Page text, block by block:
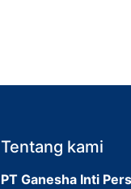
Tentang kami
PT Ganesha Inti